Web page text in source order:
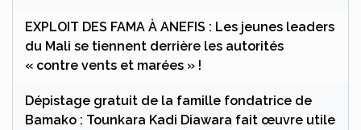
EXPLOIT DES FAMA À ANEFIS : Les jeunes leaders
du Mali se tiennent derrière les autorités
« contre vents et marées » !
Dépistage gratuit de la famille fondatrice de
Bamako : Tounkara Kadi Diawara fait œuvre utile